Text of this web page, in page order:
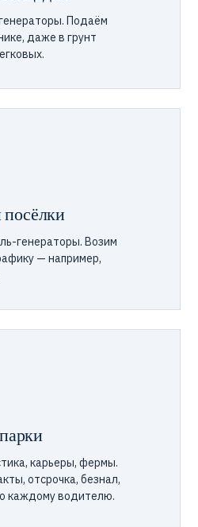
Подаём
даже в грунт
генераторы. Возим
— например,
карьеры, фермы.
отсрочка, безнал,
каждому водителю.